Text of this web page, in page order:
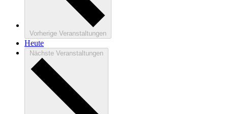
Vorherige Veranstaltungen
Heute
Nächste Veranstaltungen